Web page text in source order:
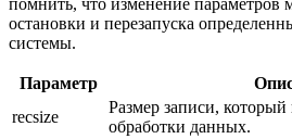
остановки и перезапуска
системы.
Параметр
recsize
Размер записи, который
обработки данных.